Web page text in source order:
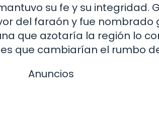
su fe y su integridad.
del faraón y fue nombrado
que azotaría la región lo
que cambiarían el rumbo
Anuncios